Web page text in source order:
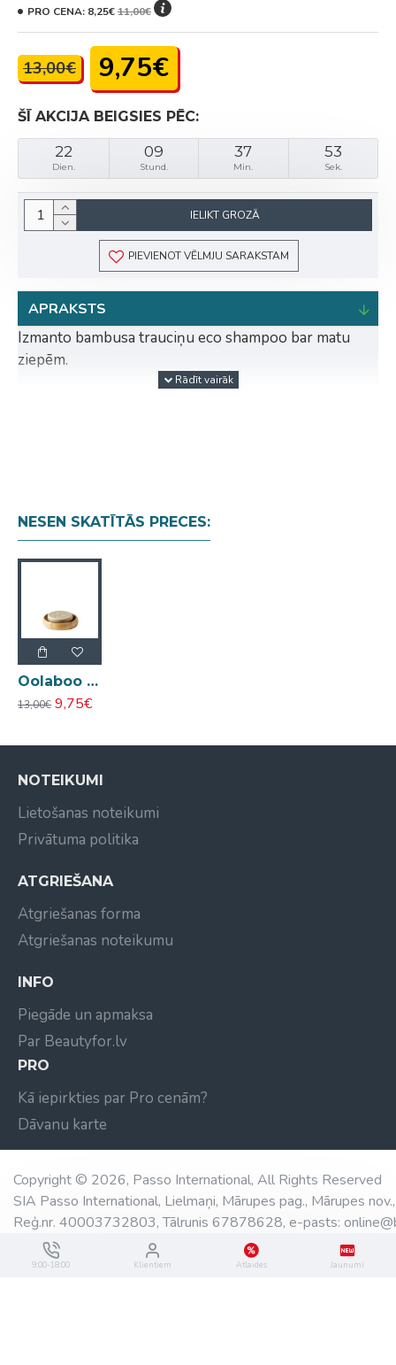
ŠĪ AKCIJA BEIGSIES PĒC:
22
Dien.
09
Stund.
37
Min.
53
Sek.
13,00€ 9,75€
PRO CENA: 8,25€11,00€
IELIKT GROZĀ
PIEVIENOT VĒLMJU SARAKSTAM
APRAKSTS
Izmanto bambusa trauciņu eco shampoo bar matu
ziepēm.
NESEN SKATĪTĀS PRECES:
Oolaboo Super Foodies bambusa trauks cietajam šampūnam
13,00€ 9,75€
NOTEIKUMI
Lietošanas noteikumi
Privātuma politika
ATGRIEŠANA
Atgriešanas forma
Atgriešanas noteikumu
INFO
Piegāde un apmaksa
Par Beautyfor.lv
PRO
Kā iepirkties par Pro cenām?
Dāvanu karte
Copyright © 2026, Passo International, All Rights Reserved
SIA Passo International, Lielmaņi, Mārupes pag., Mārupes
Reģ.nr. 40003732803, Tālrunis 67878628, e-pasts:
9:00-18:00 Klientiem Atlaides Jaunumi